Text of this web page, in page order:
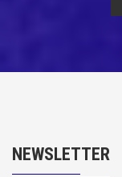
NEWSLETTER